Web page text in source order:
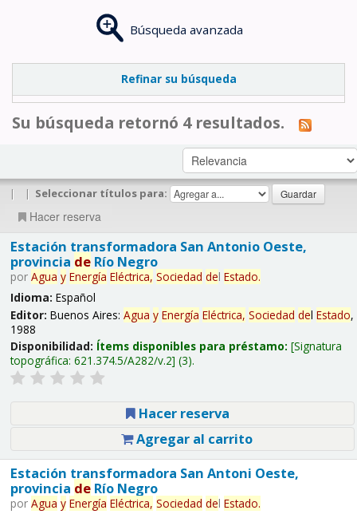
Búsqueda avanzada
Refinar su búsqueda
Su búsqueda retornó 4 resultados.
| | Seleccionar títulos para:
Hacer reserva
Estación transformadora San Antonio Oeste,
provincia deRío Negro
por Agua y Energía Eléctrica, Sociedad del Estado.
Idioma: Español
Editor: Buenos Aires: Agua y Energía Eléctrica, Sociedad del Estado,
1988
Disponibilidad: Ítems disponibles para préstamo: Signatura
topográfica: 621.374.5/A282/v.2 (3).
Hacer reserva
Agregar al carrito
Estación transformadora San Antoni Oeste,
provincia deRío Negro
por Agua y Energía Eléctrica, Sociedad del Estado.